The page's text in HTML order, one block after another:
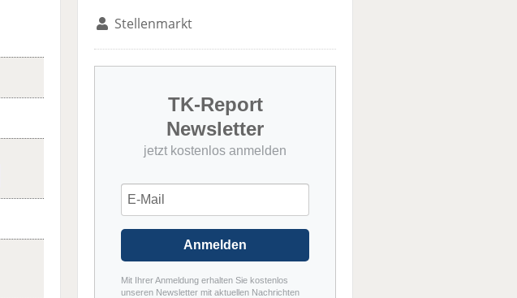
Stellenmarkt
TK-Report
Newsletter
jetzt kostenlos anmelden
Anmelden
Mit Ihrer Anmeldung erhalten Sie kostenlos
unseren Newsletter mit aktuellen Nachrichten